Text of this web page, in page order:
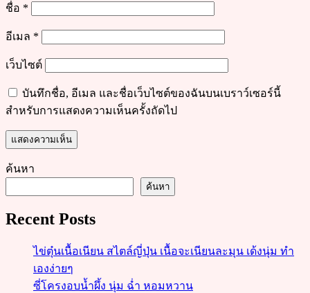
ชื่อ *
อีเมล *
เว็บไซต์
บันทึกชื่อ, อีเมล และชื่อเว็บไซต์ของฉันบนเบราว์เซอร์นี้
สำหรับการแสดงความเห็นครั้งถัดไป
ค้นหา
ค้นหา
Recent Posts
ไข่ตุ๋นเนื้อเนียน สไตล์ญี่ปุ่น เนื้อจะเนียนละมุน เด้งนุ่ม ทำ
เองง่ายๆ
ซี่โครงอบน้ำผึ้ง นุ่ม ฉ่ำ หอมหวาน